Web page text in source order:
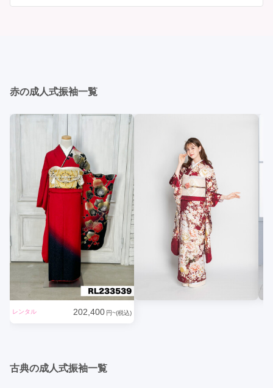
を確認しましょう。 写真撮影: 成人式の後、家族や友人
赤の成人式振袖一覧
レンタル 202,400 円~(税込)
古典の成人式振袖一覧